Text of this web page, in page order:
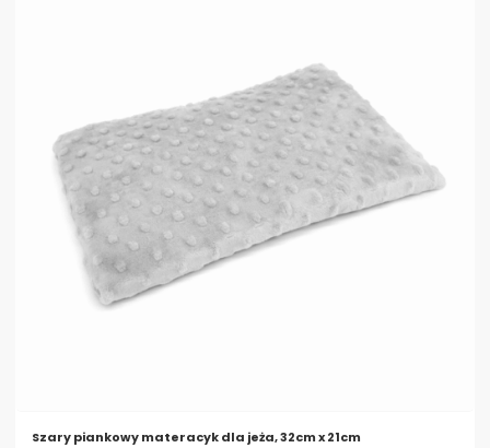
Szary piankowy materacyk dla jeża, 32cm x 21cm